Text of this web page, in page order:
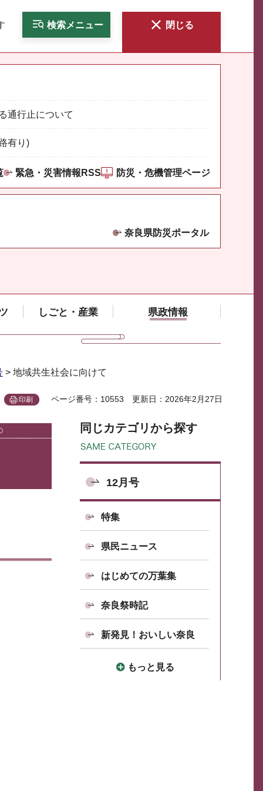
検索メニュー 閉じる
通行止について
有り)
緊急・災害情報RSS 防災・危機管理ページ
奈良県防災ポータル
しごと・産業 県政情報
> 地域共生社会に向けて
印刷 ページ番号：10553 更新日：2026年2月27日
同じカテゴリから探す
12月号
特集
県民ニュース
はじめての万葉集
奈良祭時記
新発見！おいしい奈良
もっと見る